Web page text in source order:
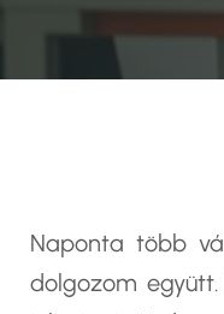
Naponta több
dolgozom